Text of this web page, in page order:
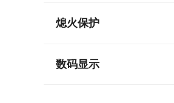
熄火保护
数码显示